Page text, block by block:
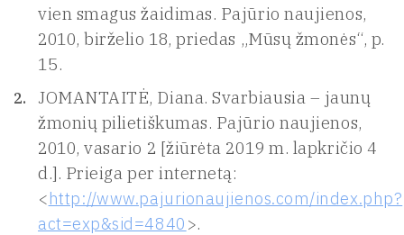
vien smagus žaidimas. Pajūrio naujienos,
2010, birželio 18, priedas „Mūsų žmonės“, p.
15.
JOMANTAITĖ, Diana. Svarbiausia – jaunų
žmonių pilietiškumas. Pajūrio naujienos,
2010, vasario 2 [žiūrėta 2019 m. lapkričio 4
d.]. Prieiga per internetą:
<http://www.pajurionaujienos.com/index.php?
act=exp&sid=4840 >.